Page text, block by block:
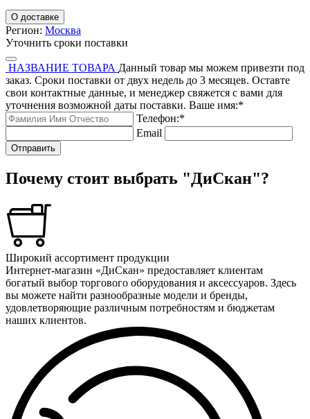
О доставке
Регион: Москва
Уточнить сроки поставки
НАЗВАНИЕ ТОВАРА Данный товар мы можем привезти под
заказ. Сроки поставки от двух недель до 3 месяцев. Оставте
свои контактные данные, и менеджер свяжется с вами для
уточнения возможной даты поставки. Ваше имя:*
Телефон:*
Email
Отправить
Почему стоит выбрать "ДиСкан"?
Широкий ассортимент продукции
Интернет-магазин «ДиСкан» предоставляет клиентам
богатый выбор торгового оборудования и аксессуаров. Здесь
вы можете найти разнообразные модели и бренды,
удовлетворяющие различным потребностям и бюджетам
наших клиентов.